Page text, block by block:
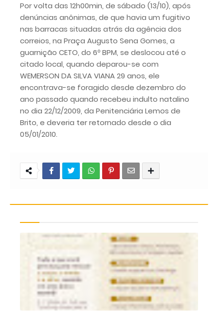
Por volta das 12h00min, de sábado (13/10), após
denúncias anônimas, de que havia um fugitivo
nas barracas situadas atrás da agência dos
correios, na Praça Augusto Sena Gomes, a
guarnição CETO, do 6º BPM, se deslocou até o
citado local, quando deparou-se com
WEMERSON DA SILVA VIANA 29 anos, ele
encontrava-se foragido desde dezembro do
ano passado quando recebeu indulto natalino
no dia 22/12/2009, da Penitenciária Lemos de
Brito, e deveria ter retornado desde o dia
05/01/2010.